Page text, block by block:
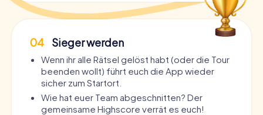
04 Sieger werden
Wenn ihr alle Rätsel gelöst habt (oder die Tour
beenden wollt) führt euch die App wieder
sicher zum Startort.
Wie hat euer Team abgeschnitten? Der
gemeinsame Highscore verrät es euch!